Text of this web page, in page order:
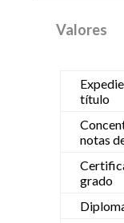
Valores
título
notas
grado